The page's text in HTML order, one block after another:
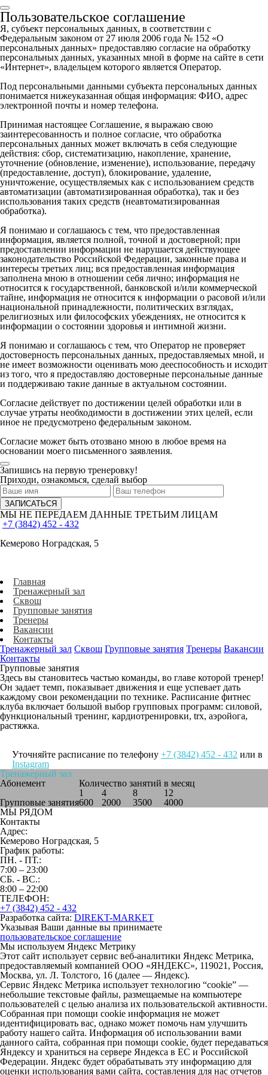
Пользовательское соглашение
Я, субъект персональных данных, в соответствии с
Федеральным законом от 27 июля 2006 года № 152 «О
персональных данных» предоставляю согласие на обработку
персональных данных, указанных мной в форме на сайте в сети
«Интернет», владельцем которого является Оператор.
Под персональными данными субъекта перcональных данных
понимается нижеуказанная общая информация: ФИО, адрес
электронной почты и номер телефона.
Принимая настоящее Соглашение, я выражаю свою
заинтересованность и полное согласие, что обработка
персональных данных может включать в себя следующие
действия: сбор, систематизацию, накопление, хранение,
уточнение (обновление, изменение), использование, передачу
(предоставление, доступ), блокирование, удаление,
уничтожение, осуществляемых как с использованием средств
автоматизации (автоматизированная обработка), так и без
использования таких средств (неавтоматизированная
обработка).
Я понимаю и соглашаюсь с тем, что предоставленная
информация, является полной, точной и достоверной; при
предоставлении информации не нарушается действующее
законодательство Российской Федерации, законные права и
интересы третьих лиц; вся предоставленная информация
заполнена мною в отношении себя лично; информация не
относится к государственной, банковской и/или коммерческой
тайне, информация не относится к информации о расовой и/или
национальной принадлежности, политических взглядах,
религиозных или философских убеждениях, не относится к
информации о состоянии здоровья и интимной жизни.
Я понимаю и соглашаюсь с тем, что Оператор не проверяет
достоверность персональных данных, предоставляемых мной, и
не имеет возможности оценивать мою дееспособность и исходит
из того, что я предоставляю достоверные персональные данные
и поддерживаю такие данные в актуальном состоянии.
Согласие действует по достижении целей обработки или в
случае утраты необходимости в достижении этих целей, если
иное не предусмотрено федеральным законом.
Согласие может быть отозвано мною в любое время на
основании моего письменного заявления.
Запишись на первую тренеровку!
Приходи, ознакомься, сделай выбор
МЫ НЕ ПЕРЕДАЕМ ДАННЫЕ ТРЕТЬИМ ЛИЦАМ
+7 (3842) 452 - 432
Кемерово Ноградская, 5
Главная
Тренажерный зал
Сквош
Групповые занятия
Тренеры
Вакансии
Контакты
Тренажерный зал Сквош Групповые занятия Тренеры Вакансии
Контакты
Групповые занятия
Здесь вы становитесь частью команды, во главе которой тренер!
Он задает темп, показывает движения и еще успевает дать
каждому свои рекомендации по технике. Расписание фитнес
клуба включает большой выбор групповых программ: силовой,
функциональный тренинг, кардиотренировки, trx, аэройога,
растяжка.
Уточняйте расписание по телефону +7 (3842) 452 - 432 или в
Instagram
Тренажерный зал
Абонемент
Количество занятий в месяц
1
4 8
12
Групповые занятия600 2000 3500
4000
МЫ РЯДОМ
Контакты
Адрес:
Кемерово Ноградская, 5
График работы:
ПН. - ПТ.:
7:00 – 23:00
СБ. - ВС.:
8:00 – 22:00
ТЕЛЕФОН:
+7 (3842) 452 - 432
Разработка сайта: DIREKT-MARKET
Указывая Ваши данные вы принимаете
пользовательское соглашение
Мы используем Яндекс Метрику
Этот сайт использует сервис веб-аналитики Яндекс Метрика,
предоставляемый компанией ООО «ЯНДЕКС», 119021, Россия,
Москва, ул. Л. Толстого, 16 (далее — Яндекс).
Сервис Яндекс Метрика использует технологию “cookie” —
небольшие текстовые файлы, размещаемые на компьютере
пользователей с целью анализа их пользовательской активности.
Собранная при помощи cookie информация не может
идентифицировать вас, однако может помочь нам улучшить
работу нашего сайта. Информация об использовании вами
данного сайта, собранная при помощи cookie, будет передаваться
Яндексу и храниться на сервере Яндекса в ЕС и Российской
Федерации. Яндекс будет обрабатывать эту информацию для
оценки использования вами сайта, составления для нас отчетов